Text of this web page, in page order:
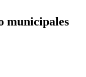
municipales